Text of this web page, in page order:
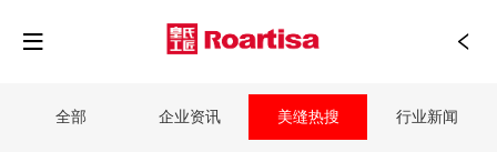
全部 企业资讯 美缝热搜 行业新闻